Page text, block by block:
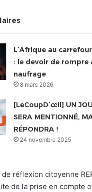
L’Afrique au
: le devoir de rompre
naufrage
8 mars 2026
[LeCoupD’œil] UN
SERA MENTIONNÉ,
RÉPONDRA !
24 novembre 2025
réflexion citoyenne
de la prise en compte